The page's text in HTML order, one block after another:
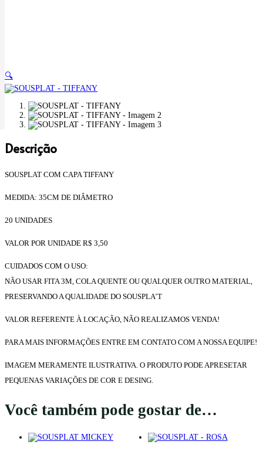
🔍
Descrição
SOUSPLAT COM CAPA TIFFANY
MEDIDA: 35CM DE DIÂMETRO
20 UNIDADES
VALOR POR UNIDADE R$ 3,50
CUIDADOS COM O USO:
NÃO USAR FITA 3M, COLA QUENTE OU QUALQUER OUTRO MATERIAL,
PRESERVANDO A QUALIDADE DO SOUSPLA’T
VALOR REFERENTE À LOCAÇÃO, NÃO REALIZAMOS VENDA!
PARA MAIS INFORMAÇÕES ENTRE EM CONTATO COM A NOSSA EQUIPE!
IMAGEM MERAMENTE ILUSTRATIVA. O PRODUTO PODE APRESETAR
PEQUENAS VARIAÇÕES DE COR E DESING.
Você também pode gostar de…